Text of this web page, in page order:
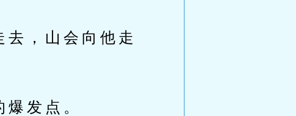
，山会向他走
发点。